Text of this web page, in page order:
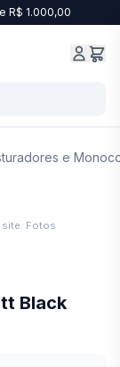
R$ 1.000,00
e
site. Fotos
Black